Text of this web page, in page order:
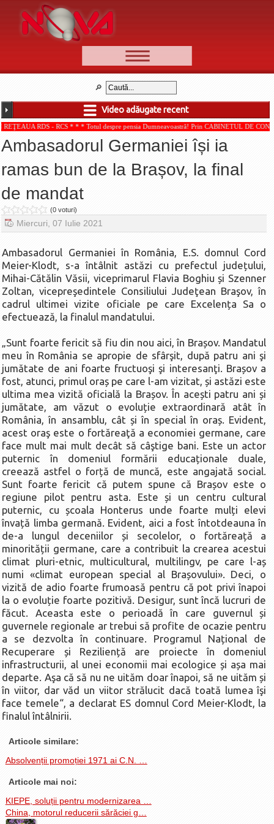
📰 Ştiri
🆕 Cele mai noi
Ştirile Nova TV
Poveşti din Braşov
Punct şi de la capăt
Faţă în faţă
Punctul pe I
BV-01-ADE
Aici pentru tine
De la Mic la Mare
La Ţintă
Subiecte grele
Dialoguri cu Ghişe
Bucuria Credinţei
Replica Braşovului
Zona Neutră
Contact
Video adăugate recent
RDS - RCS * * * Totul despre pensia Dumneavoastră! Prin CABINETUL DE
Ambasadorul Germaniei își ia
ramas bun de la Brașov, la final
de mandat
(0 voturi)
Miercuri, 07 Iulie 2021
Ambasadorul Germaniei în România, E.S. domnul Cord
Meier-Klodt, s-a întâlnit astăzi cu prefectul județului,
Mihai-Cătălin Văsii, viceprimarul Flavia Boghiu și Szenner
Zoltan, vicepreşedintele Consiliului Judeţean Braşov, în
cadrul ultimei vizite oficiale pe care Excelența Sa o
efectuează, la finalul mandatului.
„Sunt foarte fericit să fiu din nou aici, în Brașov. Mandatul
meu în România se apropie de sfârşit, după patru ani şi
jumătate de ani foarte fructuoşi şi interesanţi. Brașov a
fost, atunci, primul oraș pe care l-am vizitat, și astăzi este
ultima mea vizită oficială la Brașov. În acești patru ani și
jumătate, am văzut o evoluție extraordinară atât în
România, în ansamblu, cât și în special în oraș. Evident,
acest oraş este o fortăreaţă a economiei germane, care
face mult mai mult decât să câştige bani. Este un actor
puternic în domeniul formării educaționale duale,
creează astfel o forță de muncă, este angajată social.
Sunt foarte fericit că putem spune că Brașov este o
regiune pilot pentru asta. Este și un centru cultural
puternic, cu școala Honterus unde foarte mulți elevi
învață limba germană. Evident, aici a fost întotdeauna în
de-a lungul deceniilor și secolelor, o fortăreață a
minorității germane, care a contribuit la crearea acestui
climat pluri-etnic, multicultural, multilingv, pe care l-aș
numi «climat european special al Brașovului». Deci, o
vizită de adio foarte frumoasă pentru că pot privi înapoi
la o evoluție foarte pozitivă. Desigur, sunt încă lucruri de
făcut. Aceasta este o perioadă în care guvernul și
guvernele regionale ar trebui să profite de ocazie pentru
a se dezvolta în continuare. Programul Național de
Recuperare și Reziliență are proiecte în domeniul
infrastructurii, al unei economii mai ecologice și așa mai
departe. Aşa că să nu ne uităm doar înapoi, să ne uităm și
în viitor, dar văd un viitor strălucit dacă toată lumea îşi
face temele“, a declarat ES domnul Cord Meier-Klodt, la
finalul întâlnirii.
Articole similare:
Absolvenții promoției 1971 ai C.N. …
Articole mai noi:
KIEPE, soluții pentru modernizarea …
China, motorul reducerii sărăciei g…